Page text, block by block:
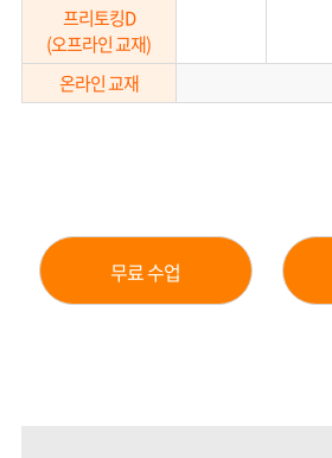
프리토킹D
(오프라인 교재)
온라인 교재
무료 수업